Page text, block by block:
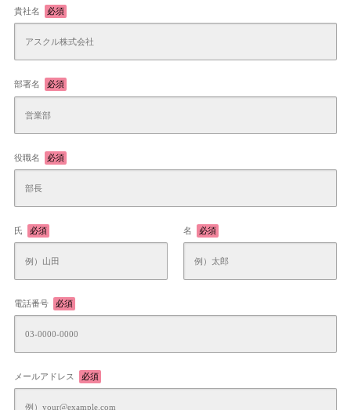
貴社名 必須
部署名 必須
役職名 必須
氏 必須 名 必須
電話番号 必須
メールアドレス 必須